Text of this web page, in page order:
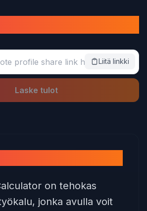
Liitä linkki
Laske tulot
on tehokas
jonka avulla voit